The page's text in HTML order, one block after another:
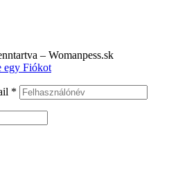
– Womanpess.sk
egy Fiókot
*